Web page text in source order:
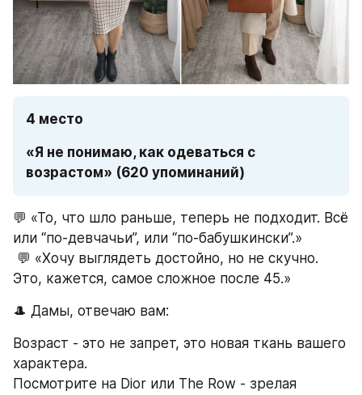
4 место
«Я не понимаю, как одеваться с
возрастом» (620 упоминаний)
💬 «То, что шло раньше, теперь не подходит. Всё
или “по-девчачьи”, или “по-бабушкински”.»
Это, кажется, самое сложное после 45.»
🎩 Дамы, отвечаю вам:
Возраст - это не запрет, это новая ткань вашего
характера.
Посмотрите на Dior или The Row - зрелая